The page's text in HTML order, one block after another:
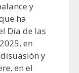
y
ha
Día de las
en
y
en el